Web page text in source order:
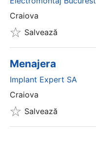
Craiova
Salvează
Menajera
Implant Expert SA
Craiova
Salvează